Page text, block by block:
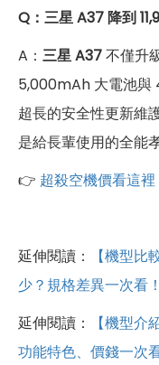
Q ： 三星 A37 降到
A： 三星 A37不僅升
5,000mAh 大電池與
超長的安全性更新維
是給長輩使用的全能
👉 超殺空機價看這裡
延伸閱讀：
【機型
少？規格差異一次看！
延伸閱讀：
【機型
功能特色、價錢一次